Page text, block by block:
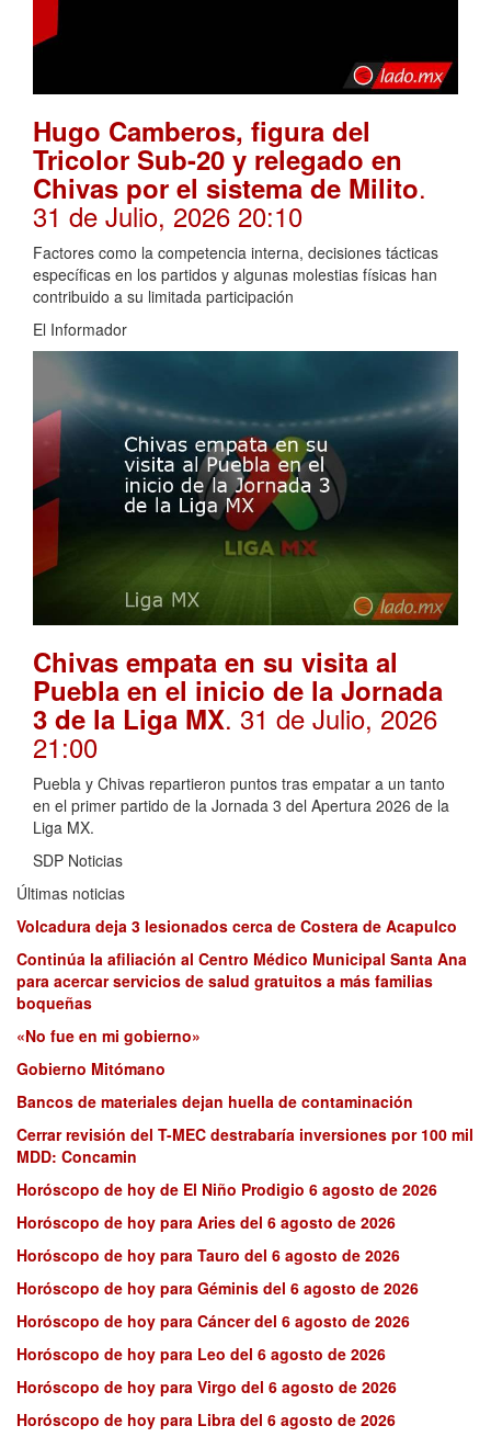
Hugo Camberos, figura del
Tricolor Sub-20 y relegado en
Chivas por el sistema de Milito.
31 de Julio, 2026 20:10
Factores como la competencia interna, decisiones tácticas
específicas en los partidos y algunas molestias físicas han
contribuido a su limitada participación
El Informador
Chivas empata en su visita al
Puebla en el inicio de la Jornada
3 de la Liga MX. 31 de Julio, 2026
21:00
Puebla y Chivas repartieron puntos tras empatar a un tanto
en el primer partido de la Jornada 3 del Apertura 2026 de la
Liga MX.
SDP Noticias
Últimas noticias
Volcadura deja 3 lesionados cerca de Costera de Acapulco
Continúa la afiliación al Centro Médico Municipal Santa Ana
para acercar servicios de salud gratuitos a más familias
boqueñas
«No fue en mi gobierno»
Gobierno Mitómano
Bancos de materiales dejan huella de contaminación
Cerrar revisión del T-MEC destrabaría inversiones por 100 mil
MDD: Concamin
Horóscopo de hoy de El Niño Prodigio 6 agosto de 2026
Horóscopo de hoy para Aries del 6 agosto de 2026
Horóscopo de hoy para Tauro del 6 agosto de 2026
Horóscopo de hoy para Géminis del 6 agosto de 2026
Horóscopo de hoy para Cáncer del 6 agosto de 2026
Horóscopo de hoy para Leo del 6 agosto de 2026
Horóscopo de hoy para Virgo del 6 agosto de 2026
Horóscopo de hoy para Libra del 6 agosto de 2026